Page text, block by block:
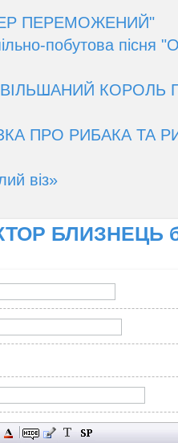
ПЕРЕМОЖЕНИЙ"
побутова
ВІЛЬШАНИЙ КОРОЛЬ
ПРО РИБАКА ТА
віз»
БЛИЗНЕЦЬ